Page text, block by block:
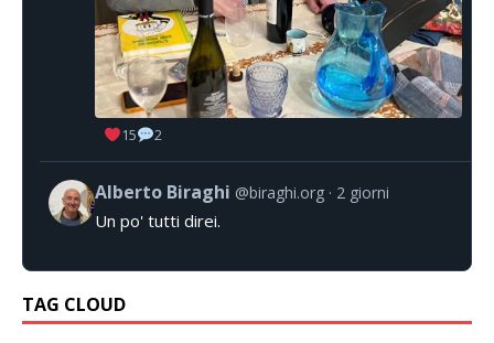
15 2
Alberto Biraghi @biraghi.org 2 giorni
Un po' tutti direi.
TAG CLOUD